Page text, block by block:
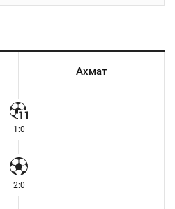
Ахмат
1:0
2:0